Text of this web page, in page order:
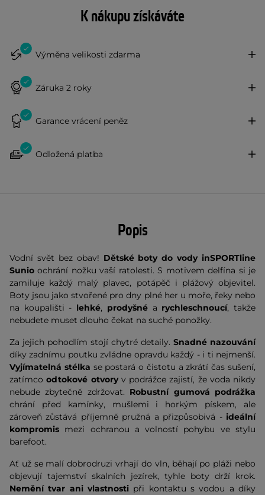
K nákupu získáváte
Výměna velikosti zdarma
Záruka 2 roky
Garance vrácení peněz
Odložená platba
Popis
Vodní svět bez obav! Dětské boty do vody inSPORTline
Sunio ochrání nožku vaší ratolesti. S motivem delfína si je
zamiluje každý malý plavec, potápěč i plážový objevitel.
Boty jsou jako stvořené pro dny plné her u moře, řeky nebo
na koupališti - lehké, prodyšnéa rychleschnoucí, takže
nebudete muset dlouho čekat na suché ponožky.
Za jejich pohodlím stojí chytré detaily. Snadné nazouvání
díky zadnímu poutku zvládne opravdu každý - i ti nejmenší.
Vyjímatelná stélka se postará o čistotu a zkrátí čas sušení,
zatímcoodtokové otvoryv podrážce zajistí, že voda nikdy
nebude zbytečně zdržovat. Robustní gumová podrážka
chrání před kamínky, mušlemi i horkým pískem, ale
zároveň zůstává příjemně pružná a přizpůsobivá - ideální
kompromis mezi ochranou a volností pohybu ve stylu
barefoot.
Ať už se malí dobrodruzi vrhají do vln, běhají po pláži nebo
objevují tajemství skalních jezírek, tyhle boty drží krok.
Nemění tvar ani vlastnosti při kontaktu s vodou a díky